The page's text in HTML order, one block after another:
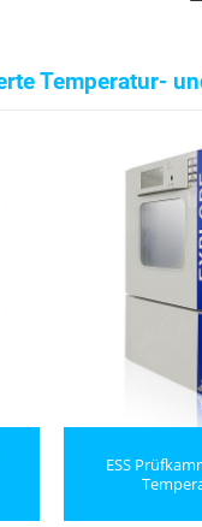
Temperatur-
ESS